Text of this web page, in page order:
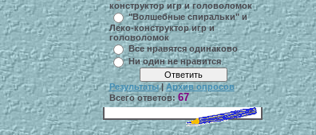
конструктор игр и головоломок
"Волшебные спиральки" и
Леко-конструктор игр и
головоломок
Все нравятся одинаково
Ни один не нравится
Результаты| Архив опросов
Всего ответов: 67